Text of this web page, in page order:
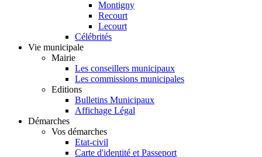
Montigny
Recourt
Lecourt
Célébrités
Vie municipale
Mairie
Les conseillers municipaux
Les commissions municipales
Editions
Bulletins Municipaux
Affichage Légal
Démarches
Vos démarches
Etat-civil
Carte d'identité et Passeport